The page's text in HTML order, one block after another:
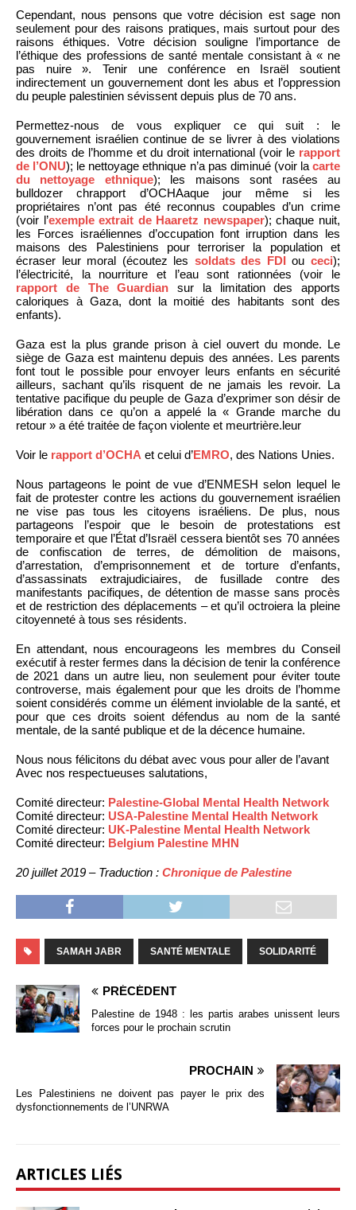
Cependant, nous pensons que votre décision est sage non
seulement pour des raisons pratiques, mais surtout pour des
raisons éthiques. Votre décision souligne l’importance de
l’éthique des professions de santé mentale consistant à « ne
pas nuire ». Tenir une conférence en Israël soutient
indirectement un gouvernement dont les abus et l’oppression
du peuple palestinien sévissent depuis plus de 70 ans.
Permettez-nous de vous expliquer ce qui suit : le
gouvernement israélien continue de se livrer à des violations
des droits de l’homme et du droit international (voir le rapport
de l’ONU); le nettoyage ethnique n’a pas diminué (voir lacarte
du nettoyage ethnique); les maisons sont rasées au
bulldozer chrapport d’OCHAaque jour même si les
propriétaires n’ont pas été reconnus coupables d’un crime
(voir l’exemple extrait de Haaretz newspaper); chaque nuit,
les Forces israéliennes d’occupation font irruption dans les
maisons des Palestiniens pour terroriser la population et
écraser leur moral (écoutez les soldats des FDIouceci);
l’électricité, la nourriture et l’eau sont rationnées (voir le
rapport de The Guardian sur la limitation des apports
caloriques à Gaza, dont la moitié des habitants sont des
enfants).
Gaza est la plus grande prison à ciel ouvert du monde. Le
siège de Gaza est maintenu depuis des années. Les parents
font tout le possible pour envoyer leurs enfants en sécurité
ailleurs, sachant qu’ils risquent de ne jamais les revoir. La
tentative pacifique du peuple de Gaza d’exprimer son désir de
libération dans ce qu’on a appelé la « Grande marche du
retour » a été traitée de façon violente et meurtrière.leur
Voir le rapport d’OCHA et celui d’EMRO, des Nations Unies.
Nous partageons le point de vue d’ENMESH selon lequel le
fait de protester contre les actions du gouvernement israélien
ne vise pas tous les citoyens israéliens. De plus, nous
partageons l’espoir que le besoin de protestations est
temporaire et que l’État d’Israël cessera bientôt ses 70 années
de confiscation de terres, de démolition de maisons,
d’arrestation, d’emprisonnement et de torture d’enfants,
d’assassinats extrajudiciaires, de fusillade contre des
manifestants pacifiques, de détention de masse sans procès
et de restriction des déplacements – et qu’il octroiera la pleine
citoyenneté à tous ses résidents.
En attendant, nous encourageons les membres du Conseil
exécutif à rester fermes dans la décision de tenir la conférence
de 2021 dans un autre lieu, non seulement pour éviter toute
controverse, mais également pour que les droits de l’homme
soient considérés comme un élément inviolable de la santé, et
pour que ces droits soient défendus au nom de la santé
mentale, de la santé publique et de la décence humaine.
Nous nous félicitons du débat avec vous pour aller de l’avant
Avec nos respectueuses salutations,
Comité directeur: Palestine-Global Mental Health Network
Comité directeur: USA-Palestine Mental Health Network
Comité directeur: UK-Palestine Mental Health Network
Comité directeur: Belgium Palestine MHN
20 juillet 2019 – Traduction : Chronique de Palestine
SAMAH JABR SANTÉ MENTALE SOLIDARITÉ
PRÉCÉDENT
Palestine de 1948 : les partis arabes unissent leurs
forces pour le prochain scrutin
PROCHAIN
Les Palestiniens ne doivent pas payer le prix des
dysfonctionnements de l’UNRWA
ARTICLES LIÉS